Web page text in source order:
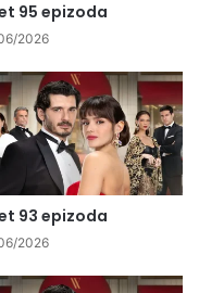
95 epizoda
2026
93 epizoda
2026